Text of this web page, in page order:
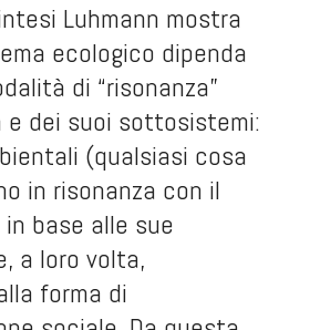
Luhmann mostra
ecologico dipenda
di “risonanza”
dei suoi sottosistemi:
(qualsiasi cosa
in risonanza con il
base alle sue
a loro volta,
forma di